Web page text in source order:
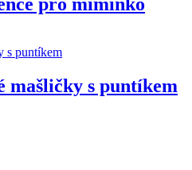
pro miminko
mašličky s puntíkem